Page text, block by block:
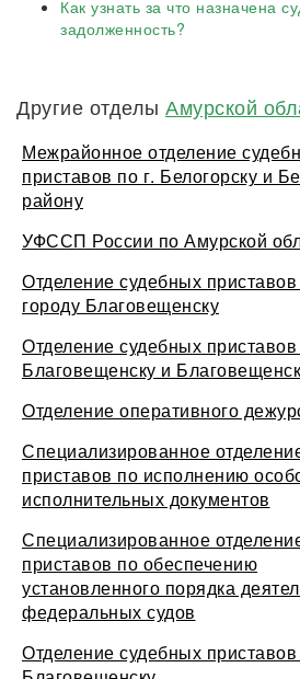
Как узнать за что назначена
задолженность?
Другие отделы Амурской
Межрайонное отделение
приставов по г. Белогорску и
району
УФССП России по Амурской
Отделение судебных
городу Благовещенску
Отделение судебных
Благовещенску и
Отделение оперативного
Специализированное
приставов по исполнению
исполнительных документов
Специализированное
приставов по обеспечению
установленного порядка
федеральных судов
Отделение судебных